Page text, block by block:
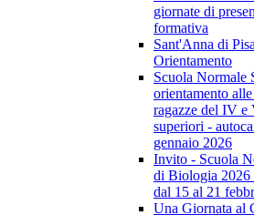
giornate di
formativa
Sant'Anna di
Orientamento
Scuola Normale
orientamento
ragazze del IV e
superiori -
gennaio 2026
Invito - Scuola
di Biologia
dal 15 al 21
Una Giornata al